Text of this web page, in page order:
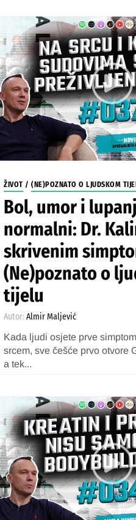
ŽIVOT / (NE)POZNATO O LJUDSKOM
Bol, umor i
normalni: Dr.
skrivenim
(Ne)poznato o
tijelu
Autor: Almir Maljević
Kada ljudi osjete prve
srcem, sve češće prvo otvore
a tek...